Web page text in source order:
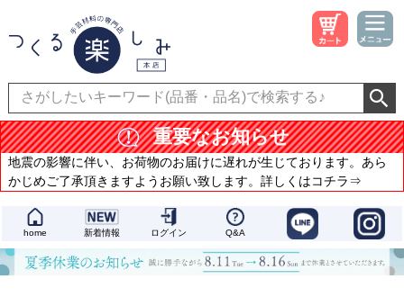
重要なお知らせ
地震の影響に伴い、お荷物のお届けに遅れが生じております。あら
かじめご了承頂きますようお願い致します。詳しくはコチラ⇒
home 新着情報 ログイン Q&A